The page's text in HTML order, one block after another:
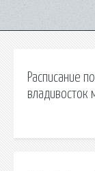
Расписание
владивосток